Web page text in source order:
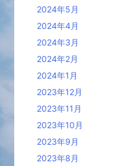
2024年5月
2024年4月
2024年3月
2024年2月
2024年1月
2023年12月
2023年11月
2023年10月
2023年9月
2023年8月